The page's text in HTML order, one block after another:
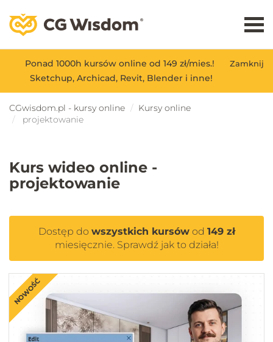
Zamknij
Ponad 1000h kursów online od 149 zł/mies.!
Sketchup, Archicad, Revit, Blender i inne!
CGwisdom.pl - kursy online
Kursy online
projektowanie
Kurs wideo online -
projektowanie
Dostęp do wszystkich kursówod 149 zł
miesięcznie. Sprawdź jak to działa!
NOWOŚĆ